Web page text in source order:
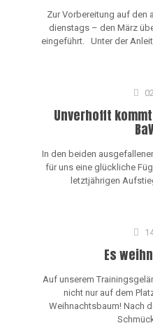
Zur Vorbereitung auf den
dienstags – den März
eingeführt. Unter der
Unverhofft
In den beiden
für uns eine glückliche
letztjährigen
Es
Auf unserem
nicht nur auf dem
Weihnachtsbaum! Nach